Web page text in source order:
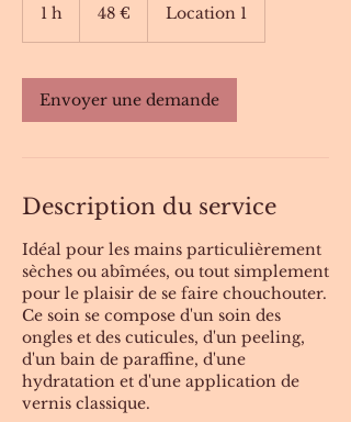
1 h 48 € Location 1
Envoyer une demande
Description du service
Idéal pour les mains particulièrement
sèches ou abîmées, ou tout simplement
pour le plaisir de se faire chouchouter.
Ce soin se compose d'un soin des
ongles et des cuticules, d'un peeling,
d'un bain de paraffine, d'une
hydratation et d'une application de
vernis classique.